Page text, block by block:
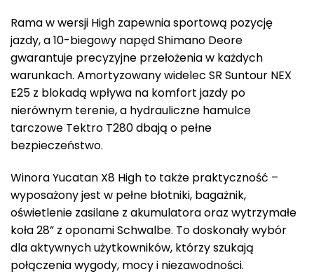
Rama w wersji High zapewnia sportową pozycję
jazdy, a 10-biegowy napęd Shimano Deore
gwarantuje precyzyjne przełożenia w każdych
warunkach. Amortyzowany widelec SR Suntour NEX
E25 z blokadą wpływa na komfort jazdy po
nierównym terenie, a hydrauliczne hamulce
tarczowe Tektro T280 dbają o pełne
bezpieczeństwo.
Winora Yucatan X8 High to także praktyczność –
wyposażony jest w pełne błotniki, bagażnik,
oświetlenie zasilane z akumulatora oraz wytrzymałe
koła 28” z oponami Schwalbe. To doskonały wybór
dla aktywnych użytkowników, którzy szukają
połączenia wygody, mocy i niezawodności.